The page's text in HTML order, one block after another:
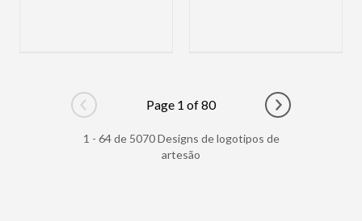
Go to previous page
Page 1 of 80
Go to next
1 - 64 de 5070 Designs de logotipos de
artesão